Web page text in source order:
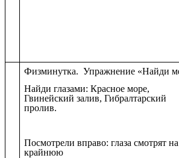
Физминутка. Упражнение «Найди
Найди глазами: Красное море,
Гвинейский залив, Гибралтарский
пролив.
Посмотрели вправо: глаза смотрят на
крайнюю